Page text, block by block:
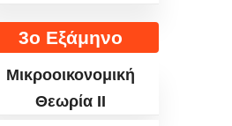
3ο Εξάμηνο
Μικροοικονομική
Θεωρία II